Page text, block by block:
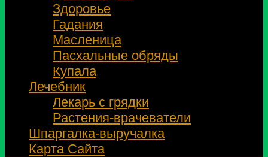
Здоровье
Гадания
Масленица
Пасхальные обряды
Купала
Лечебник
Лекарь с грядки
Растения-врачеватели
Шпаргалка-выручалка
Карта Сайта